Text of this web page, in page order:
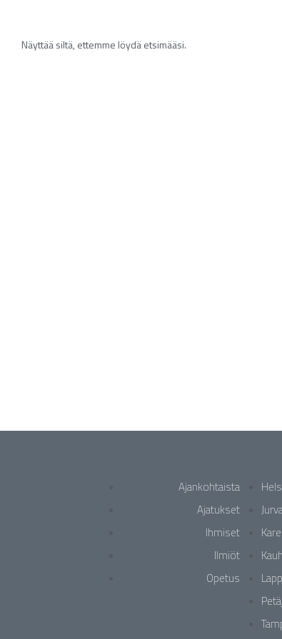
Näyttää siltä, ettemme löydä etsimääsi.
Ajankohtaista
Ajatukset
Ihmiset
Ilmiöt
Opetus